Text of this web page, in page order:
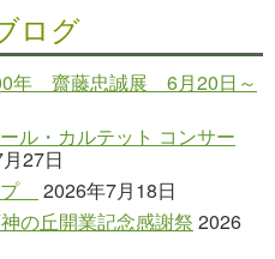
ログ
年 齋藤忠誠展 6月20日～
ル・カルテット コンサー
27日
2026年7月18日
の丘開業記念感謝祭 2026